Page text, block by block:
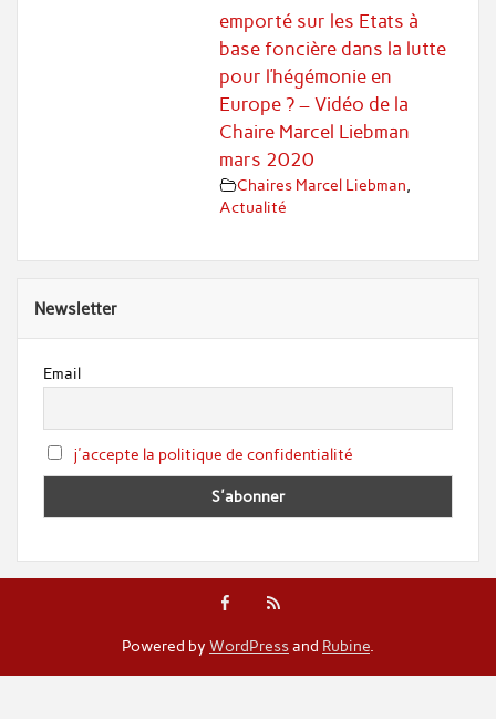
emporté sur les Etats à
base foncière dans la lutte
pour l’hégémonie en
Europe ? – Vidéo de la
Chaire Marcel Liebman
mars 2020
Chaires Marcel Liebman
Actualité
Newsletter
Email
j'accepte la politique de confidentialité
Powered by WordPressand Rubine.